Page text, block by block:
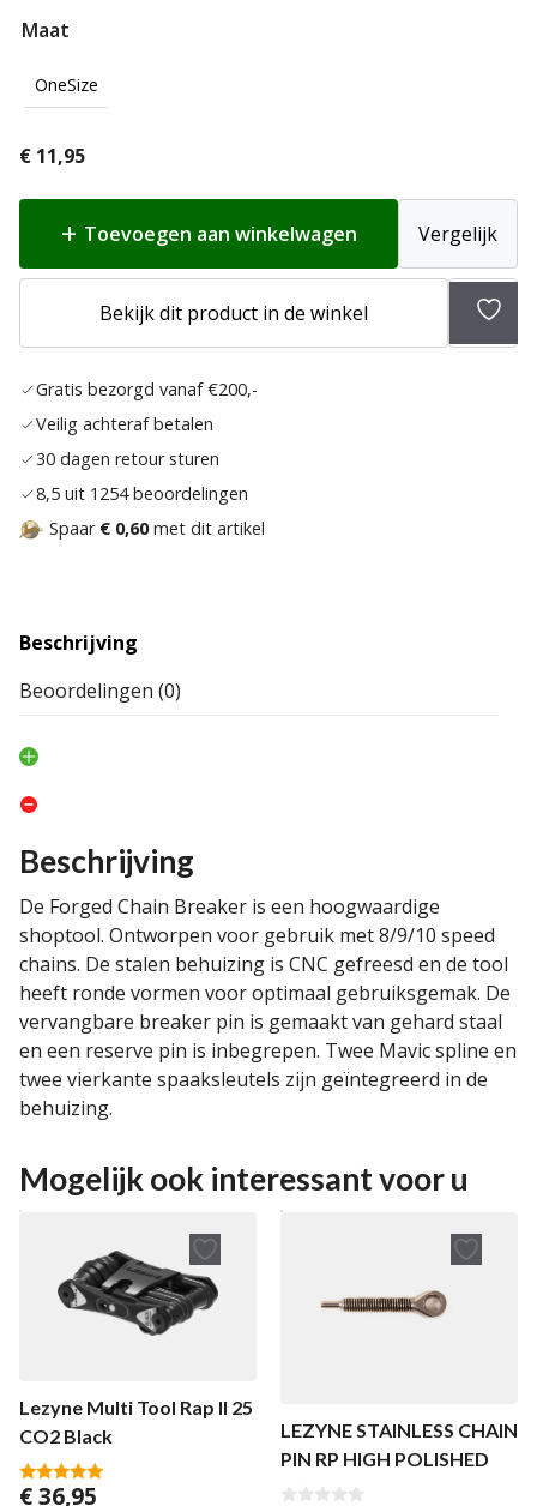
Maat
OneSize
€ 11,95
Toevoegen aan winkelwagen Vergelijk
Bekijk dit product in de winkel
Gratis bezorgd vanaf €200,-
Veilig achteraf betalen
30 dagen retour sturen
8,5 uit 1254 beoordelingen
Spaar € 0,60met dit artikel
Beschrijving
Beoordelingen (0)
Beschrijving
De Forged Chain Breaker is een hoogwaardige
shoptool. Ontworpen voor gebruik met 8/9/10 speed
chains. De stalen behuizing is CNC gefreesd en de tool
heeft ronde vormen voor optimaal gebruiksgemak. De
vervangbare breaker pin is gemaakt van gehard staal
en een reserve pin is inbegrepen. Twee Mavic spline en
twee vierkante spaaksleutels zijn geïntegreerd in de
behuizing.
Mogelijk ook interessant voor u
Lezyne Multi Tool Rap II 25
CO2 Black
5.00
€36,95
LEZYNE STAINLESS CHAIN
PIN RP HIGH POLISHED